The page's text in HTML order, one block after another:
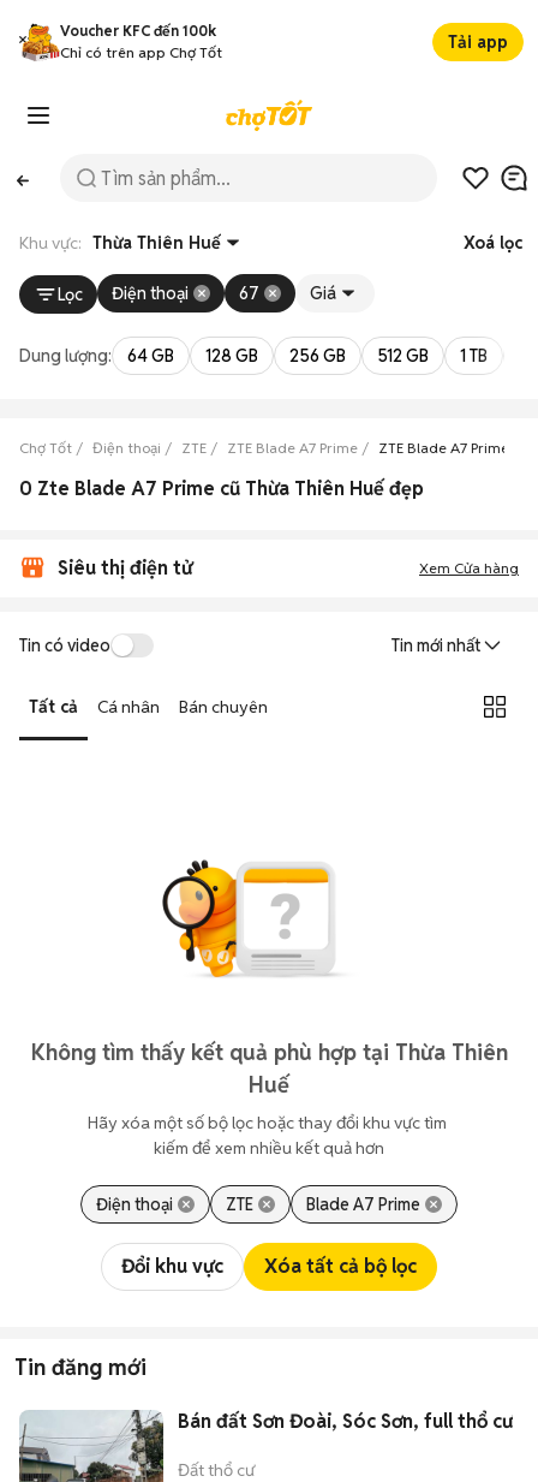
Voucher KFC đến 100k
Chỉ có trên app Chợ Tốt
Tải app
Khu vực: Thừa Thiên Huế Xoá lọc
Lọc Điện thoại 67 Giá
Dung lượng: 64 GB 128 GB 256 GB 512 GB 1 TB
Chợ Tốt Điện thoại ZTE ZTE Blade A7 Prime ZTE Blade A7 Prime
0 Zte Blade A7 Prime cũ Thừa Thiên Huế đẹp
Siêu thị điện tử Xem Cửa hàng
Tin có video Tin mới nhất
Tất cả Cá nhân Bán chuyên
Không tìm thấy kết quả phù hợp tại Thừa Thiên
Huế
Hãy xóa một số bộ lọc hoặc thay đổi khu vực tìm
kiếm để xem nhiều kết quả hơn
Điện thoại ZTE Blade A7 Prime
Đổi khu vực Xóa tất cả bộ lọc
Tin đăng mới
Bán đất Sơn Đoài, Sóc Sơn, full thổ cư
Đất thổ cư